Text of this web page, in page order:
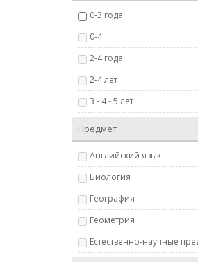
0-3 года
0-4
2-4 года
2-4 лет
3 - 4 - 5 лет
3+
3+ лет
3-6 лет
3-7 лет
3-9 лет
4+
Предмет
Английский язык
Биология
География
Геометрия
Естественно-научные